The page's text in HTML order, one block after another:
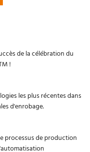
de la célébration du
!
les plus récentes dans
d'enrobage.
processus de production